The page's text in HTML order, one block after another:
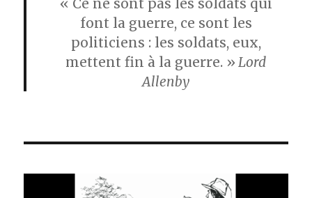
font la guerre, ce sont les
politiciens : les soldats, eux,
mettent fin à la guerre. » Lord
Allenby